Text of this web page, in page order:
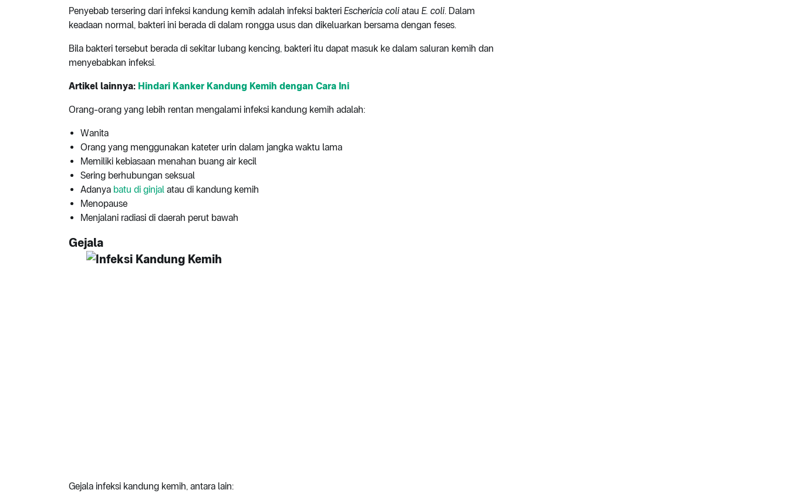
Penyebab tersering dari infeksi kandung kemih adalah infeksi bakteri Eschericia coli atau E. coli. Dalam
keadaan normal, bakteri ini berada di dalam rongga usus dan dikeluarkan bersama dengan feses.
Bila bakteri tersebut berada di sekitar lubang kencing, bakteri itu dapat masuk ke dalam saluran kemih dan
menyebabkan infeksi.
Artikel lainnya: Hindari Kanker Kandung Kemih dengan Cara Ini
Orang-orang yang lebih rentan mengalami infeksi kandung kemih adalah:
Wanita
Orang yang menggunakan kateter urin dalam jangka waktu lama
Memiliki kebiasaan menahan buang air kecil
Sering berhubungan seksual
Adanya batu di ginjal atau di kandung kemih
Menopause
Menjalani radiasi di daerah perut bawah
Gejala
Gejala infeksi kandung kemih, antara lain: